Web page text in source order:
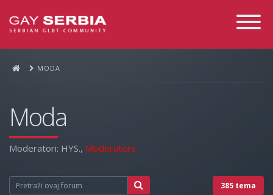
Toggle
MODA
Moda
Moderatori: HYS., Moderators
385 tema